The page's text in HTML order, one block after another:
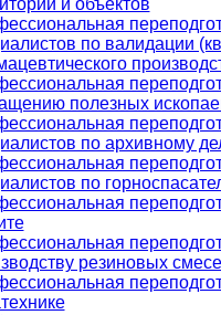
по валидации
полезных
по архивному
по
резиновых